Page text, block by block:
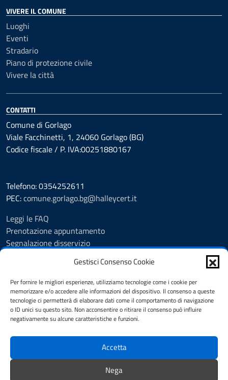
Gestisci Consenso Cookie
Per fornire le migliori esperienze, utilizziamo tecnologie come i cookie per
memorizzare e/o accedere alle informazioni del dispositivo. Il consenso a queste
tecnologie ci permetterà di elaborare dati come il comportamento di navigazione
o ID unici su questo sito. Non acconsentire o ritirare il consenso può influire
negativamente su alcune caratteristiche e funzioni.
Accetta
Nega
VIVERE IL COMUNE
Luoghi
Eventi
Stradario
Piano di protezione civile
Vivere la città
CONTATTI
Comune di Gorlago
Viale Facchinetti, 1, 24060 Gorlago (BG)
Codice fiscale / P. IVA:00251880167
Telefono: 0354252611
PEC:comune.gorlago.bg@halleycert.it
Leggi le FAQ
Prenotazione appuntamento
Segnalazione disservizio
Cookie Policy
Informativa privacy
Dichiarazione di accessibilità
Note legali
SEGUICI SU